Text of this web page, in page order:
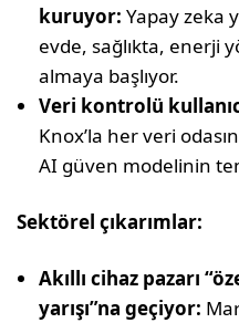
kuruyor: Yapay zeka
evde, sağlıkta, enerji
almaya başlıyor.
Veri kontrolü
Knox’la her veri
AI güven modelinin
Sektörel çıkarımlar:
Akıllı cihaz pazarı
yarışı”na geçiyor: